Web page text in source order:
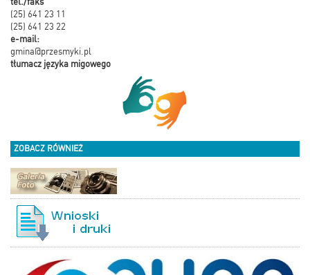
(25) 641 23 11
(25) 641 23 22
e-mail:
gmina@przesmyki.pl
tłumacz języka migowego
ZOBACZ RÓWNIEŻ